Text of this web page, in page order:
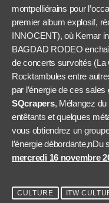
montpelliérains pour
premier album explosif,
INNOCENT), où Kemar
BAGDAD RODEO
de concerts survoltés (La
Rocktambules entre
par l’énergie de ces
SQcrapers, Mélangez du
entêtants et quelques
vous obtiendrez un
l’énergie
mercredi 16 novembre
CULTURE ITW